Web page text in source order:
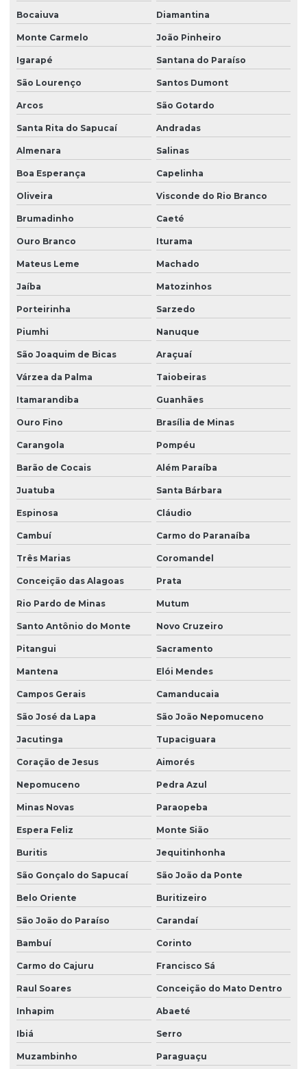
Bocaiuva Diamantina
Monte Carmelo João Pinheiro
Igarapé Santana do Paraíso
São Lourenço Santos Dumont
Arcos São Gotardo
Santa Rita do Sapucaí Andradas
Almenara Salinas
Boa Esperança Capelinha
Oliveira Visconde do Rio Branco
Brumadinho Caeté
Ouro Branco Iturama
Mateus Leme Machado
Jaíba Matozinhos
Porteirinha Sarzedo
Piumhi Nanuque
São Joaquim de Bicas Araçuaí
Várzea da Palma Taiobeiras
Itamarandiba Guanhães
Ouro Fino Brasília de Minas
Carangola Pompéu
Barão de Cocais Além Paraíba
Juatuba Santa Bárbara
Espinosa Cláudio
Cambuí Carmo do Paranaíba
Três Marias Coromandel
Conceição das Alagoas Prata
Rio Pardo de Minas Mutum
Santo Antônio do Monte Novo Cruzeiro
Pitangui Sacramento
Mantena Elói Mendes
Campos Gerais Camanducaia
São José da Lapa São João Nepomuceno
Jacutinga Tupaciguara
Coração de Jesus Aimorés
Nepomuceno Pedra Azul
Minas Novas Paraopeba
Espera Feliz Monte Sião
Buritis Jequitinhonha
São Gonçalo do Sapucaí São João da Ponte
Belo Oriente Buritizeiro
São João do Paraíso Carandaí
Bambuí Corinto
Carmo do Cajuru Francisco Sá
Raul Soares Conceição do Mato Dentro
Inhapim Abaeté
Ibiá Serro
Muzambinho Paraguaçu